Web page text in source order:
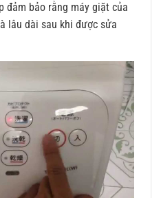
đảm bảo rằng máy giặt của
lâu dài sau khi được sửa